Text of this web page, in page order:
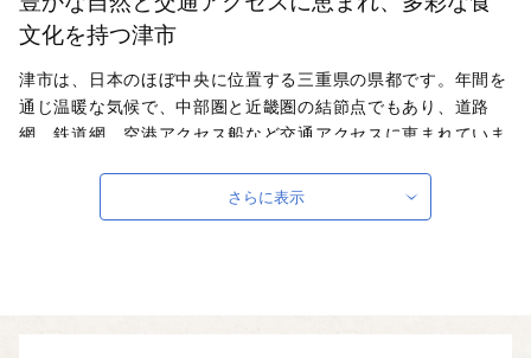
文化を持つ津市
津市は、日本のほぼ中央に位置する三重県の県都です。年間を
通じ温暖な気候で、中部圏と近畿圏の結節点でもあり、道路
網、鉄道網、空港アクセス船など交通アクセスに恵まれていま
（福岡市）と並んで「日本三津」の一つとされます。室町時代
から戦国時代にかけて、美杉地域を本拠とする伊勢国司北畠氏
さらに表示